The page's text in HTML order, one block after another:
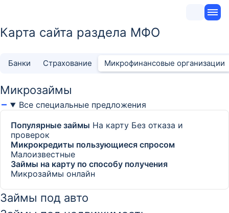
Карта сайта раздела МФО
Банки Страхование Микрофинансовые организации
Микрозаймы
Все специальные предложения
Популярные займы На карту Без отказа и
проверок
Микрокредиты пользующиеся спросом
Малоизвестные
Займы на карту по способу получения
Микрозаймы онлайн
Займы под авто